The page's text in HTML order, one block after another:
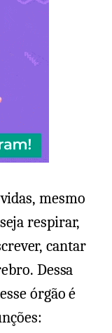
mesmo
respirar,
cantar
Dessa
órgão é